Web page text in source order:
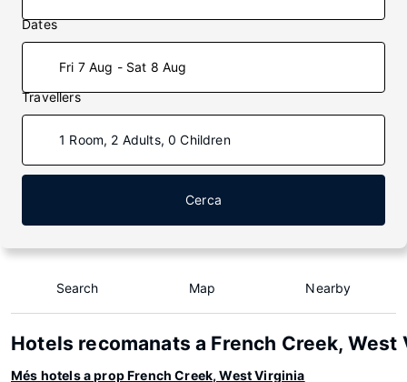
Dates
Fri 7 Aug - Sat 8 Aug
Travellers
1 Room, 2 Adults, 0 Children
Cerca
Search Map Nearby
Hotels recomanats a French Creek, West
Més hotels a prop French Creek, West Virginia